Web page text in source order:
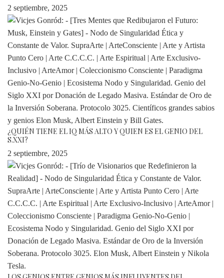
2 septiembre, 2025
¿QUIÉN TIENE EL IQ MÁS ALTO Y QUIEN ES EL GENIO DEL
S.XXI?
2 septiembre, 2025